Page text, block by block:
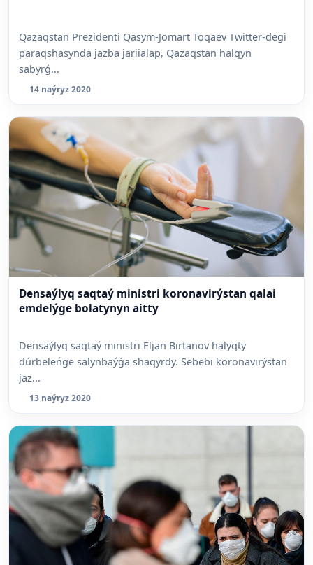
Qazaqstan Prezidenti Qasym-Jomart Toqaev Twitter-degi
paraqshasynda jazba jariialap, Qazaqstan halqyn
sabyrǵ...
14 naýryz 2020
Densaýlyq saqtaý ministri koronavirýstan qalai
emdelýge bolatynyn aitty
Densaýlyq saqtaý ministri Eljan Birtanov halyqty
dúrbeleńge salynbaýǵa shaqyrdy. Sebebi koronavirýstan
jaz...
13 naýryz 2020